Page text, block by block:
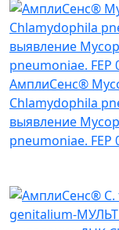
АмплиСенс®
Chlamydophila
выявление
pneumoniae. FEP